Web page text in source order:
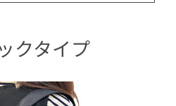
クタイプ